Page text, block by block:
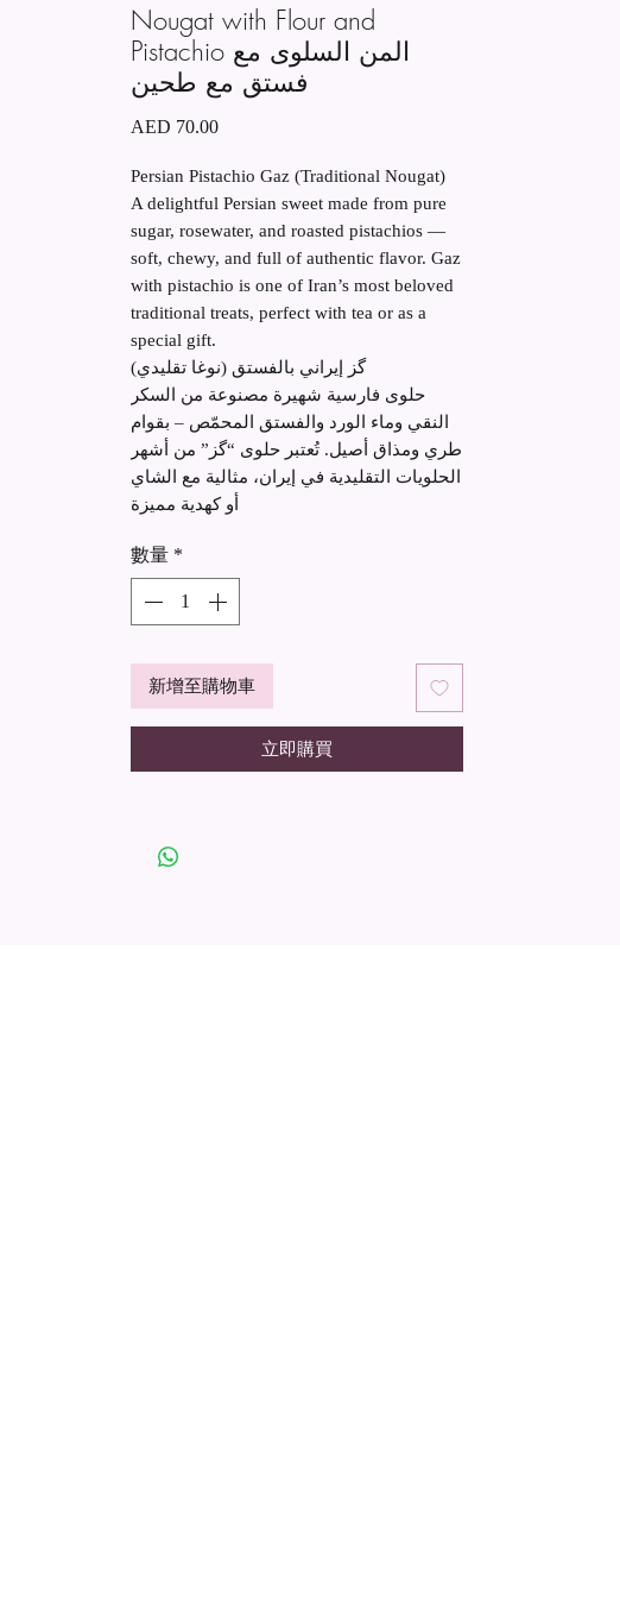
Nougat with Flour and
Pistachio المن السلوی مع
فستق مع طحین
AED 70.00價
Persian Pistachio Gaz (Traditional Nougat)
A delightful Persian sweet made from pure
sugar, rosewater, and roasted pistachios —
soft, chewy, and full of authentic flavor. Gaz
with pistachio is one of Iran’s most beloved
traditional treats, perfect with tea or as a
special gift.
گز إيراني بالفستق (نوغا تقليدي)
حلوى فارسية شهيرة مصنوعة من السكر
النقي وماء الورد والفستق المحمّص – بقوام
طري ومذاق أصيل. تُعتبر حلوى “گز” من أشهر
الحلويات التقليدية في إيران، مثالية مع الشاي
أو كهدية مميزة
數量 *
新增至購物車
立即購買